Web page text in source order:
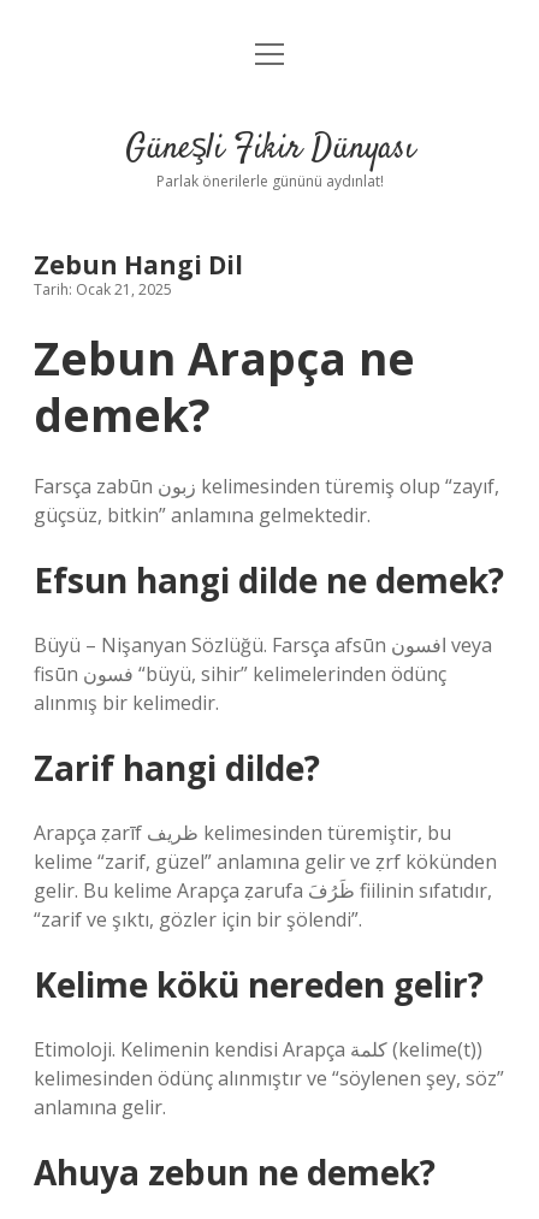
Anasayfa
Yasal Uyarı
menüyü
Güneşli Fikir Dünyası
Parlak önerilerle gününü aydınlat!
Zebun Hangi Dil
Tarih: Ocak 21, 2025
Zebun Arapça ne
demek?
Farsça zabūn زبون kelimesinden türemiş olup “zayıf,
güçsüz, bitkin” anlamına gelmektedir.
Efsun hangi dilde ne demek?
Büyü – ​​Nişanyan Sözlüğü. Farsça afsūn افسون veya
fisūn فسون “büyü, sihir” kelimelerinden ödünç
alınmış bir kelimedir.
Zarif hangi dilde?
Arapça ẓarīf ظريف kelimesinden türemiştir, bu
kelime “zarif, güzel” anlamına gelir ve ẓrf kökünden
gelir. Bu kelime Arapça ẓarufa ظَرُفَ fiilinin sıfatıdır,
“zarif ve şıktı, gözler için bir şölendi”.
Kelime kökü nereden gelir?
Etimoloji. Kelimenin kendisi Arapça كلمة (kelime(t))
kelimesinden ödünç alınmıştır ve “söylenen şey, söz”
anlamına gelir.
Ahuya zebun ne demek?